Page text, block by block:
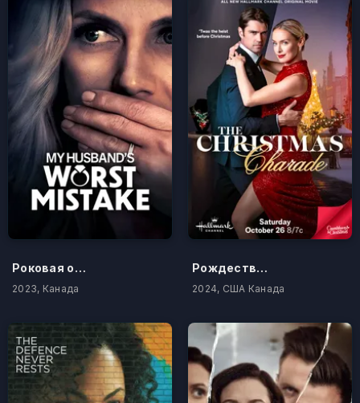
Роковая ошибка моего мужа
2023, Канада
Рождественская шарада
2024, США Канада